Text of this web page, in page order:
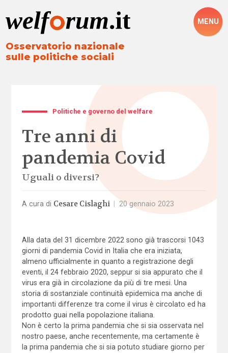
Osservatorio nazionale
sulle politiche sociali
MENU
Politiche e governo del welfare
Tre anni di
pandemia Covid
Uguali o diversi?
A cura di Cesare Cislaghi 20 gennaio 2023
Alla data del 31 dicembre 2022 sono già trascorsi 1043
giorni di pandemia Covid in Italia che era iniziata,
almeno ufficialmente in quanto a registrazione degli
eventi, il 24 febbraio 2020, seppur si sia appurato che il
virus era già in circolazione da più di tre mesi. Una
storia di sostanziale continuità epidemica ma anche di
importanti differenze tra come il virus è circolato ed ha
prodotto guai nella popolazione italiana.
Non è certo la prima pandemia che si sia osservata nel
nostro paese, anche recentemente, ma certamente è
la prima pandemia che si sia potuto studiare giorno per